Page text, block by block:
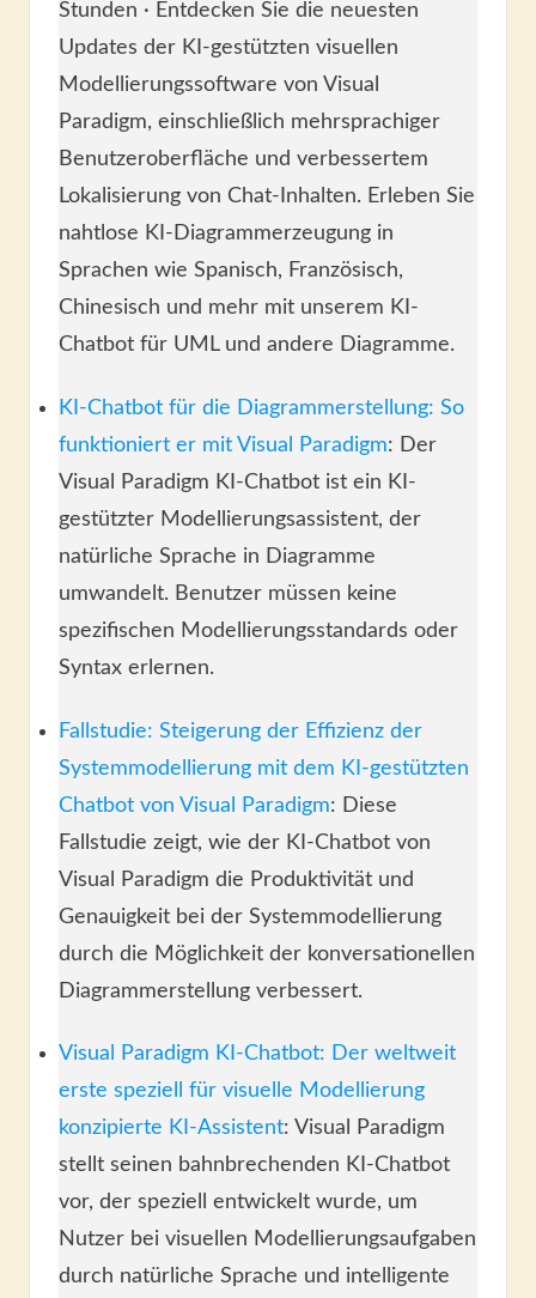
Stunden · Entdecken Sie die neuesten
Updates der KI-gestützten visuellen
Modellierungssoftware von Visual
Paradigm, einschließlich mehrsprachiger
Benutzeroberfläche und verbessertem
Lokalisierung von Chat-Inhalten. Erleben Sie
nahtlose KI-Diagrammerzeugung in
Sprachen wie Spanisch, Französisch,
Chinesisch und mehr mit unserem KI-
Chatbot für UML und andere Diagramme.
KI-Chatbot für die Diagrammerstellung: So
funktioniert er mit Visual Paradigm: Der
Visual Paradigm KI-Chatbot ist ein KI-
gestützter Modellierungsassistent, der
natürliche Sprache in Diagramme
umwandelt. Benutzer müssen keine
spezifischen Modellierungsstandards oder
Syntax erlernen.
Fallstudie: Steigerung der Effizienz der
Systemmodellierung mit dem KI-gestützten
Chatbot von Visual Paradigm: Diese
Fallstudie zeigt, wie der KI-Chatbot von
Visual Paradigm die Produktivität und
Genauigkeit bei der Systemmodellierung
durch die Möglichkeit der konversationellen
Diagrammerstellung verbessert.
Visual Paradigm KI-Chatbot: Der weltweit
erste speziell für visuelle Modellierung
konzipierte KI-Assistent: Visual Paradigm
stellt seinen bahnbrechenden KI-Chatbot
vor, der speziell entwickelt wurde, um
Nutzer bei visuellen Modellierungsaufgaben
durch natürliche Sprache und intelligente